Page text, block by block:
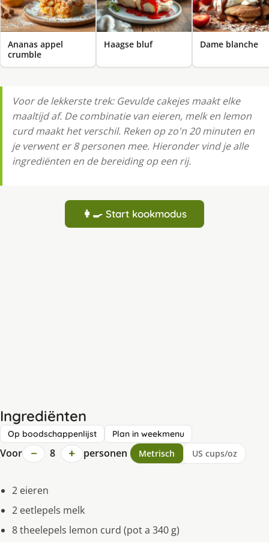
Ananas appel
crumble
Haagse bluf Dame blanche
Voor de lekkerste trek: Gevulde cakejes maakt elke
maaltijd af. De combinatie van eieren, melk en lemon
curd maakt het verschil. Reken op zo'n 20 minuten en
je verwent er 8 personen mee. Hieronder vind je alle
ingrediënten en de bereiding op een rij.
👩‍🍳 Start kookmodus
Ingrediënten
Op boodschappenlijst Plan in weekmenu
Voor − 8 + personen Metrisch US cups/oz
2 eieren
2 eetlepels melk
8 theelepels lemon curd (pot a 340 g)